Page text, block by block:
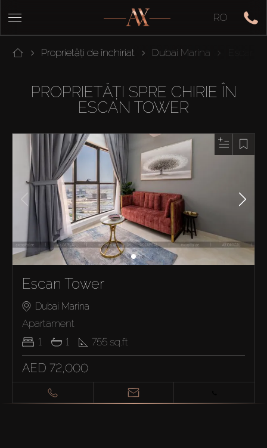
RO
Proprietăți de închiriat Dubai Marina
PROPRIETĂȚI SPRE CHIRIE ÎN
ESCAN TOWER
Escan Tower
Dubai Marina
Apartament
1
1 755 sq.ft
AED 72,000